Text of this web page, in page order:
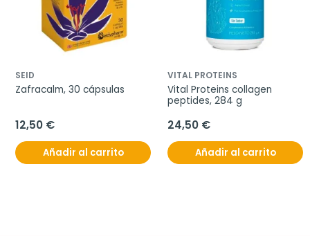
SEID
Zafracalm, 30 cápsulas
12,50 €
Añadir al carrito
VITAL PROTEINS
Vital Proteins collagen
peptides, 284 g
24,50 €
Añadir al carrito